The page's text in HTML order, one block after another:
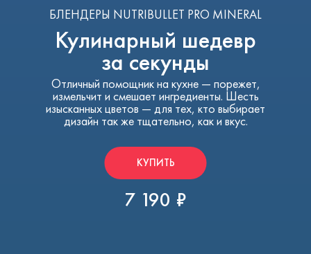
БЛЕНДЕРЫ NUTRIBULLET PRO MINERAL
Кулинарный шедевр
за секунды
Отличный помощник на кухне — порежет,
измельчит и смешает ингредиенты. Шесть
изысканных цветов — для тех, кто выбирает
дизайн так же тщательно, как и вкус.
КУПИТЬ
7 190 ₽